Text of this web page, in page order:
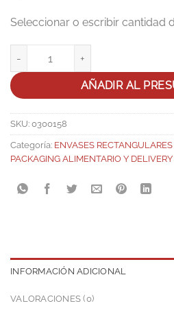
AÑADIR AL
SKU: 0300158
Categoría: ENVASES
PACKAGING ALIMENTARIO Y DELIVERY
INFORMACIÓN ADICIONAL
VALORACIONES (0)